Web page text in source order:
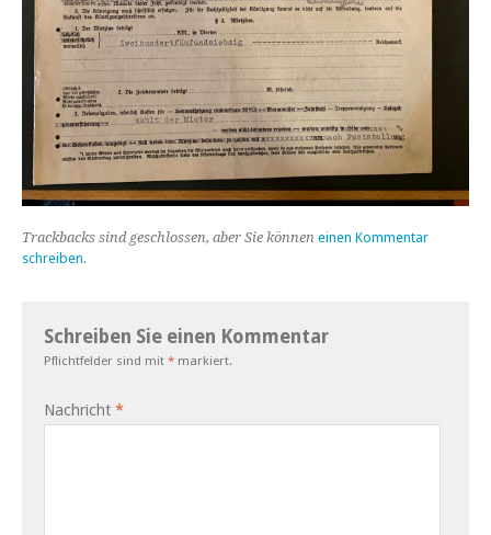
Trackbacks sind geschlossen, aber Sie können einen Kommentar
schreiben.
Schreiben Sie einen Kommentar
Pflichtfelder sind mit * markiert.
Nachricht *